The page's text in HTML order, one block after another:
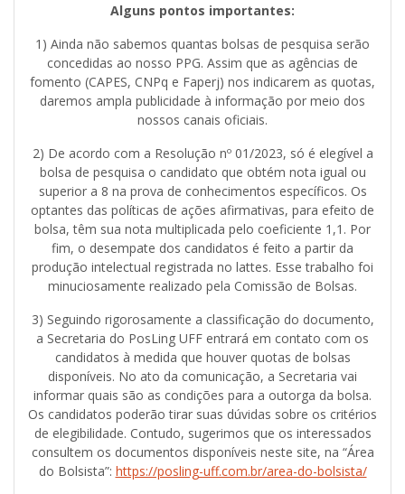
Alguns pontos importantes:
1) Ainda não sabemos quantas bolsas de pesquisa serão
concedidas ao nosso PPG. Assim que as agências de
fomento (CAPES, CNPq e Faperj) nos indicarem as quotas,
daremos ampla publicidade à informação por meio dos
nossos canais oficiais.
2) De acordo com a Resolução nº 01/2023, só é elegível a
bolsa de pesquisa o candidato que obtém nota igual ou
superior a 8 na prova de conhecimentos específicos. Os
optantes das políticas de ações afirmativas, para efeito de
bolsa, têm sua nota multiplicada pelo coeficiente 1,1. Por
fim, o desempate dos candidatos é feito a partir da
produção intelectual registrada no lattes. Esse trabalho foi
minuciosamente realizado pela Comissão de Bolsas.
3) Seguindo rigorosamente a classificação do documento,
a Secretaria do PosLing UFF entrará em contato com os
candidatos à medida que houver quotas de bolsas
disponíveis. No ato da comunicação, a Secretaria vai
informar quais são as condições para a outorga da bolsa.
Os candidatos poderão tirar suas dúvidas sobre os critérios
de elegibilidade. Contudo, sugerimos que os interessados
consultem os documentos disponíveis neste site, na “Área
do Bolsista”: https://posling-uff.com.br/area-do-bolsista/